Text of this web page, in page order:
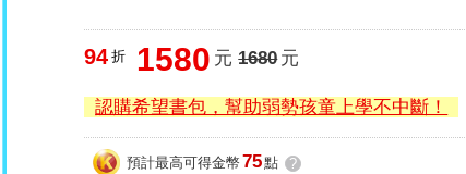
94 折 1580 元 1680元
認購希望書包，幫助弱勢孩童上學不中斷！
預計最高可得金幣 75點 ?